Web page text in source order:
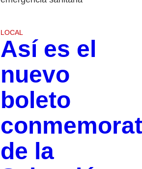
LOCAL
Así es el
nuevo
boleto
de la